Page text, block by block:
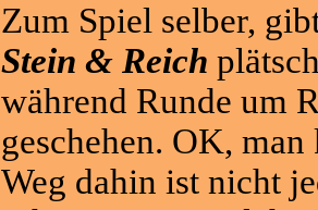
Zum Spiel selber,
Stein & Reich
während Runde um
geschehen. OK,
Weg dahin ist nicht